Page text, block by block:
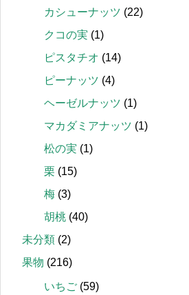
カシューナッツ (22)
クコの実 (1)
ピスタチオ (14)
ピーナッツ (4)
ヘーゼルナッツ (1)
マカダミアナッツ (1)
松の実 (1)
栗 (15)
梅 (3)
胡桃 (40)
未分類 (2)
果物 (216)
いちご (59)